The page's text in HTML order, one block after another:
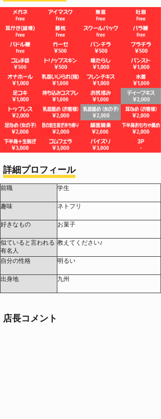
詳細プロフィール
前職 学生
趣味 ネトフリ
好きなもの お菓子
似ていると言われる
有名人
教えてください♪
自分の性格 明るい
出身地 九州
店長コメント